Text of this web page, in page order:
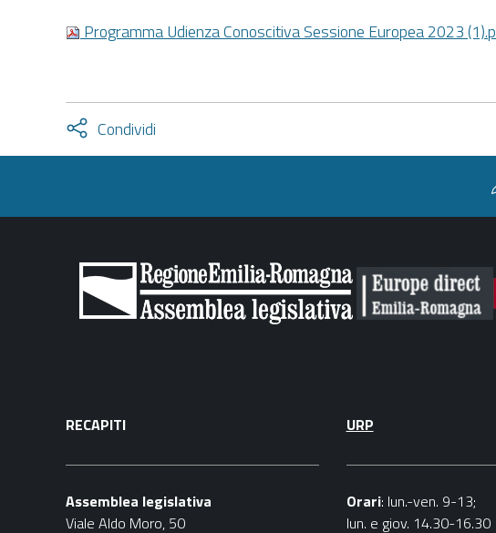
Programma Udienza Conoscitiva Sessione Europea 2023
Condividi
facebook
twitter
Attiva
condividi
RECAPITI
Assemblea legislativa
Viale Aldo Moro, 50
URP
Orari: lun.-ven. 9-13;
lun. e giov. 14.30-16.30